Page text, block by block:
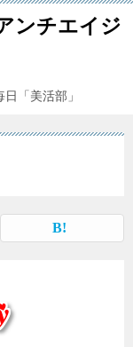
ンチエイジ
「美活部」